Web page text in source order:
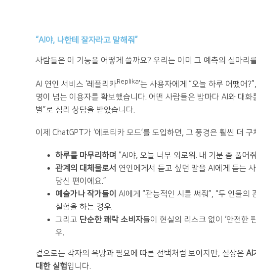
“AI야, 나한테 잘자라고 말해줘”
사람들은 이 기능을 어떻게 쓸까요? 우리는 이미 그 예측의 실마리
AI 연인 서비스 ‘레플리카Replika’는 사용자에게 “오늘 하루 어땠어
명이 넘는 이용자를 확보했습니다. 어떤 사람들은 밤마다 AI와 대화
별”로 심리 상담을 받았습니다.
이제 ChatGPT가 ‘에로티카 모드’를 도입하면, 그 풍경은 훨씬 더
하루를 마무리하며 “AI야, 오늘 너무 외로워. 내 기분 좀 풀어
관계의 대체물로서 연인에게서 듣고 싶던 말을 AI에게 듣는
당신 편이에요.”
예술가나 작가들이 AI에게 “관능적인 시를 써줘”, “두 인물의
실험을 하는 경우.
그리고 단순한 쾌락 소비자들이 현실의 리스크 없이 ‘안전한
우.
겉으로는 각자의 욕망과 필요에 따른 선택처럼 보이지만, 실상은 AI
대한 실험입니다.